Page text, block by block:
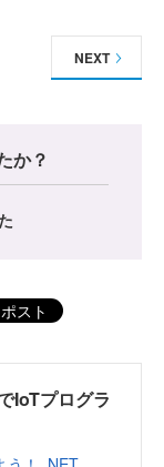
NEXT
か？
ポスト
IoTプログラ